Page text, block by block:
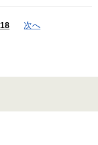
18 次へ